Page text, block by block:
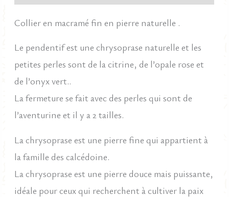
chrysoprase
naturelle
et
pampilles.
Collier en macramé fin en pierre naturelle .
Le pendentif est une chrysoprase naturelle et les
petites perles sont de la citrine, de l’opale rose et
de l’onyx vert..
La fermeture se fait avec des perles qui sont de
l’aventurine et il y a 2 tailles.
La chrysoprase est une pierre fine qui appartient à
la famille des calcédoine.
La chrysoprase est une pierre douce mais puissante,
idéale pour ceux qui recherchent à cultiver la paix